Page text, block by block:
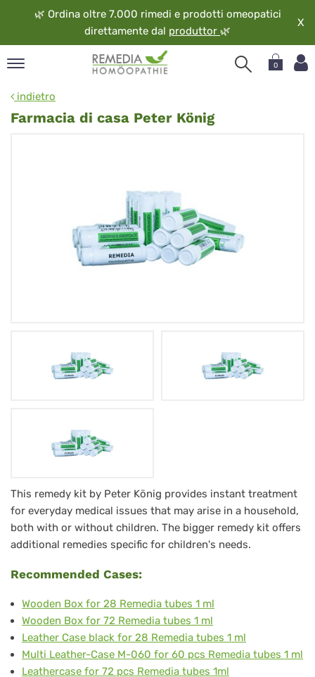
🌿 Ordina oltre 7.000 rimedi e prodotti omeopatici
direttamente dal produttor 🌿
X
0
indietro
Farmacia di casa Peter König
Farmacia
di
casa
König
1g
Version
B
60
This remedy kit by Peter König provides instant treatment
for everyday medical issues that may arise in a household,
both with or without children. The bigger remedy kit offers
additional remedies specific for children's needs.
Recommended Cases:
Wooden Box for 28 Remedia tubes 1 ml
Wooden Box for 72 Remedia tubes 1 ml
Leather Case black for 28 Remedia tubes 1 ml
Multi Leather-Case M-060 for 60 pcs Remedia tubes 1 ml
Leathercase for 72 pcs Remedia tubes 1ml